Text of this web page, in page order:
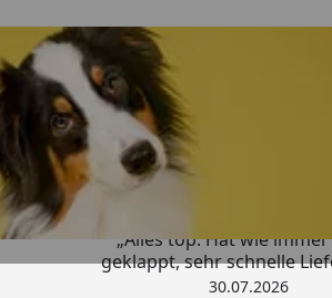
Trusted Shops
„Alles top. Hat wie
geklappt, sehr schnelle
30.07.2026